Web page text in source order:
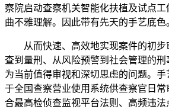
察院启动查察机关智能化扶植及试点
曲不雅理解。因此带有先天的手艺底色
从而快速、高效地实现案件的初步
查到量刑、从风险预警到社会管理的
为当前值得审视和深切思虑的问题。
于全国查察营业使用系统供查察官日
合最高检侦查监视平台法则、高频违